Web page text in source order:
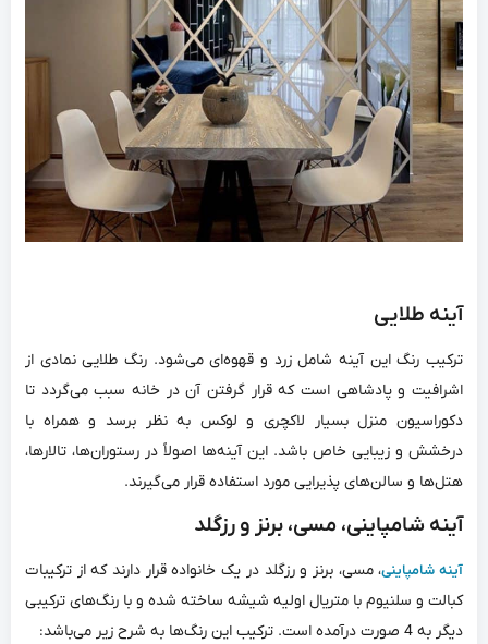
آینه طلایی
ترکیب رنگ این آینه شامل زرد و قهوه‌ای می‌شود. رنگ طلایی نمادی از
اشرافیت و پادشاهی است که قرار گرفتن آن در خانه سبب می‌گردد تا
دکوراسیون منزل بسیار لاکچری و لوکس به نظر برسد و همراه با
درخشش و زیبایی خاص باشد. این آینه‌ها اصولاً در رستوران‌ها، تالارها،
هتل‌ها و سالن‌های پذیرایی مورد استفاده قرار می‌گیرند.
آینه شامپاینی، مسی، برنز و رزگلد
آینه شامپاینی، مسی، برنز و رزگلد در یک خانواده قرار دارند که از ترکیبات
کبالت و سلنیوم با متریال اولیه شیشه ساخته شده و با رنگ‌های ترکیبی
دیگر به 4 صورت درآمده است. ترکیب این رنگ‌ها به شرح زیر می‌باشد: